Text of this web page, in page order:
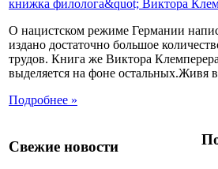
О нацистском режиме Германии
издано достаточно большое
трудов. Книга же Виктора Клемперера
выделяется на фоне остальных.Живя
Подробнее »
Свежие новости